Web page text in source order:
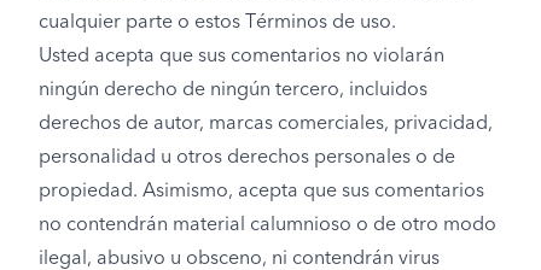
cualquier parte o estos Términos de uso.
Usted acepta que sus comentarios no violarán
ningún derecho de ningún tercero, incluidos
derechos de autor, marcas comerciales, privacidad,
personalidad u otros derechos personales o de
propiedad. Asimismo, acepta que sus comentarios
no contendrán material calumnioso o de otro modo
ilegal, abusivo u obsceno, ni contendrán virus